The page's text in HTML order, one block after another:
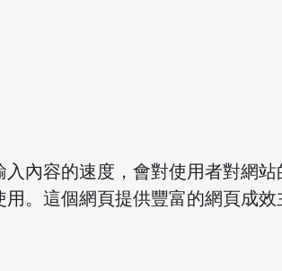
內容的速度，會對使用者對網站
。這個網頁提供豐富的網頁成效